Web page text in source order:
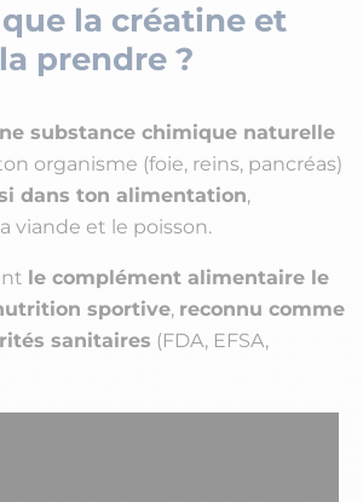
que la créatine et
prendre ?
substance chimique naturelle
organisme (foie, reins, pancréas)
dans ton alimentation,
viande et le poisson.
le complément alimentaire le
sportive, reconnu comme
sanitaires (FDA, EFSA,